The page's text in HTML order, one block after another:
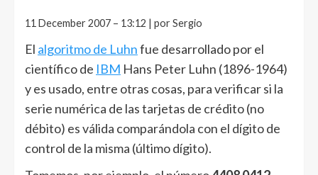
11 December 2007 – 13:12 | por Sergio
El algoritmo de Luhnfue desarrollado por el
científico de IBM Hans Peter Luhn (1896-1964)
y es usado, entre otras cosas, para verificar si la
serie numérica de las tarjetas de crédito (no
débito) es válida comparándola con el dígito de
control de la misma (último dígito).